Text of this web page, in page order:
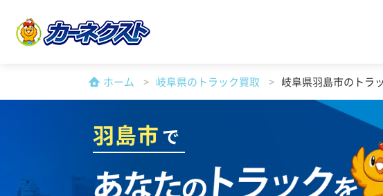
ホーム 岐阜県のトラック買取 岐阜県羽島市のトラ
羽島市で